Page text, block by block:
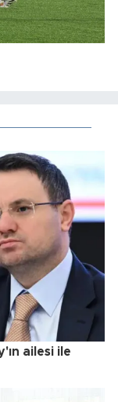
ailesi ile